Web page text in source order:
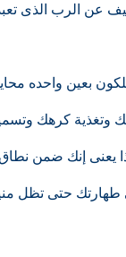
عن الرب الذى
بعين واحده
وتغذية كرهك
يعنى إنك ضمن نطاق
حتى تظل